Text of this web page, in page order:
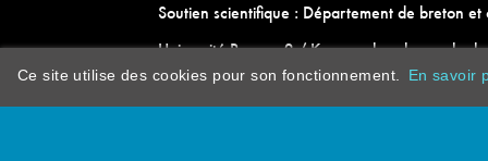
Soutien scientifique : Département de breton et
Université Rennes 2 / Kevrenn brezhoneg ha
Ce site utilise des cookies pour son fonctionnement. En savoir